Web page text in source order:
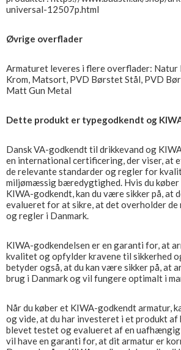
universal-12507p.html
Øvrige overflader
Armaturet leveres i flere overflader: Natur
Krom, Matsort, PVD Børstet Stål, PVD
Matt Gun Metal
Dette produkt er typegodkendt og
Dansk VA-godkendt til drikkevand og
en international certificering, der viser, at
de relevante standarder og regler for
miljømæssig bæredygtighed. Hvis du køber
KIWA-godkendt, kan du være sikker på, at
evalueret for at sikre, at det overholder
og regler i Danmark.
KIWA-godkendelsen er en garanti for, at
kvalitet og opfylder kravene til sikkerhed
betyder også, at du kan være sikker på, at
brug i Danmark og vil fungere optimalt i
Når du køber et KIWA-godkendt armatur,
og vide, at du har investeret i et produkt af
blevet testet og evalueret af en uafhængig
vil have en garanti for, at dit armatur er